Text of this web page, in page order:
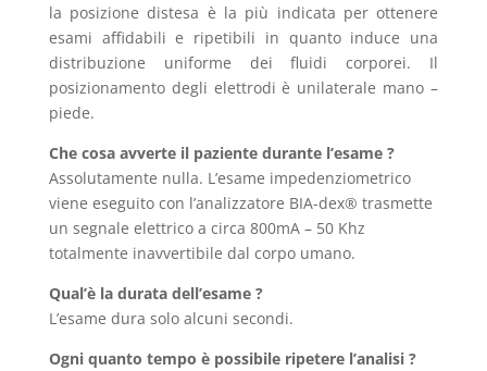
la posizione distesa è la più indicata per ottenere
esami affidabili e ripetibili in quanto induce una
distribuzione uniforme dei fluidi corporei. Il
posizionamento degli elettrodi è unilaterale mano –
piede.
Che cosa avverte il paziente durante l’esame ?
Assolutamente nulla. L’esame impedenziometrico
viene eseguito con l’analizzatore BIA-dex® trasmette
un segnale elettrico a circa 800mA – 50 Khz
totalmente inavvertibile dal corpo umano.
Qual’è la durata dell’esame ?
L’esame dura solo alcuni secondi.
Ogni quanto tempo è possibile ripetere l’analisi ?